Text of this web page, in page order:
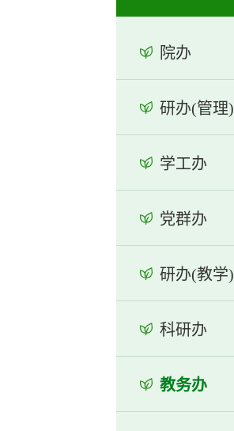
院办
研办(管理)
学工办
党群办
研办(教学)
科研办
教务办